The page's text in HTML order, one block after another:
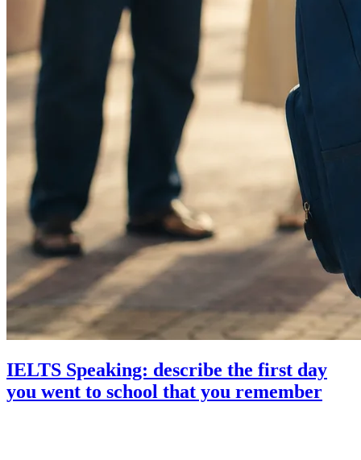
IELTS Speaking: describe the first day
you went to school that you remember